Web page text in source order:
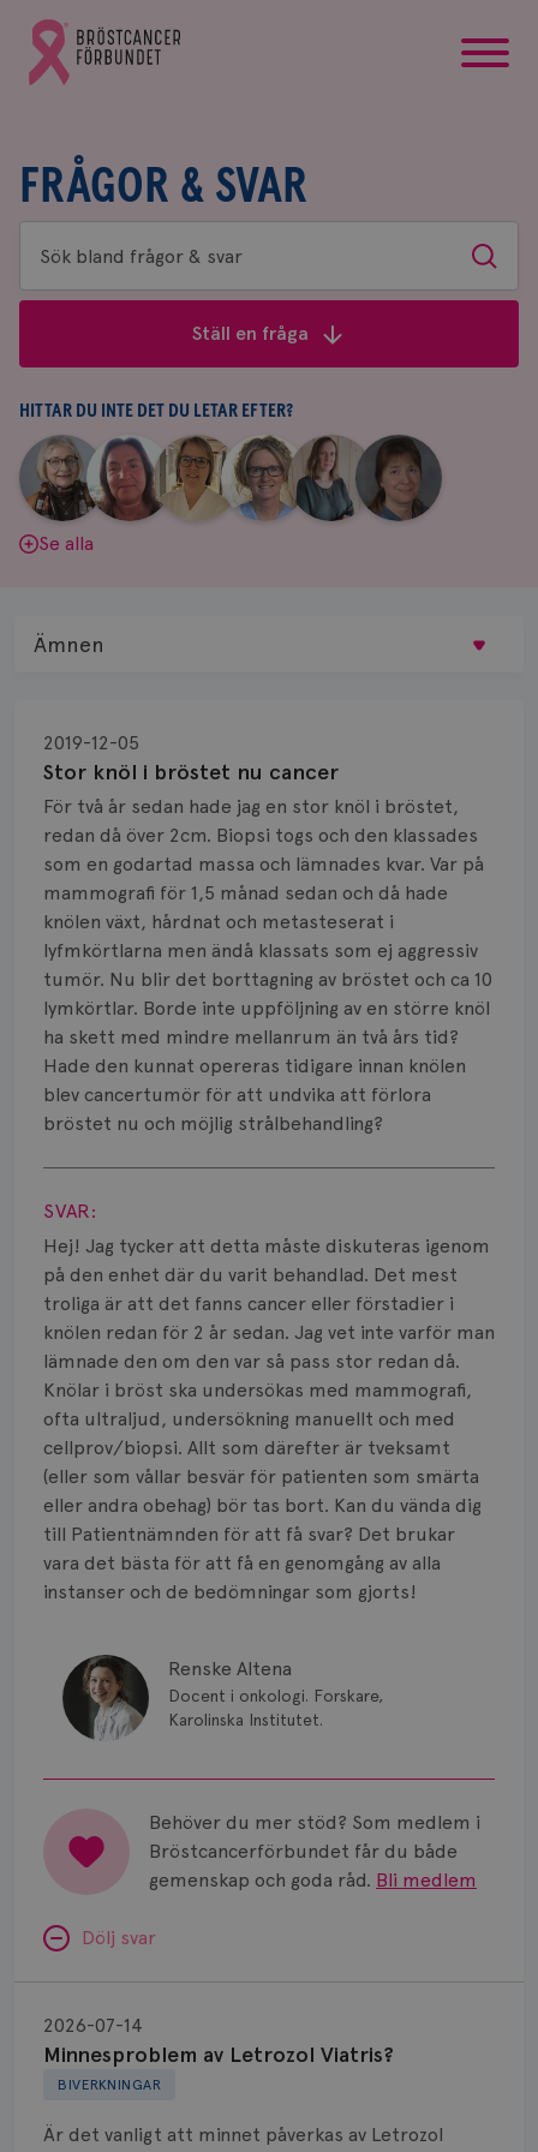
Gå
till
Bröstcancerförbundets
FRÅGOR & SVAR
Sök
bland
&
svar
Sök
Ställ en fråga
HITTAR DU INTE DET DU LETAR EFTER?
Aina
Johnsson
|
Anne
Andersson
Fredrika
Killander
|
Jeanette
Bäcklund
|
Maria
Edegran
|
Yvette
Andersson
Se alla
Stor knöl i bröstet nu cancer
2019-12-05
För två år sedan hade jag en stor knöl i bröstet,
redan då över 2cm. Biopsi togs och den klassades
som en godartad massa och lämnades kvar. Var på
mammografi för 1,5 månad sedan och då hade
knölen växt, hårdnat och metasteserat i
lyfmkörtlarna men ändå klassats som ej aggressiv
tumör. Nu blir det borttagning av bröstet och ca 10
lymkörtlar. Borde inte uppföljning av en större knöl
ha skett med mindre mellanrum än två års tid?
Hade den kunnat opereras tidigare innan knölen
blev cancertumör för att undvika att förlora
bröstet nu och möjlig strålbehandling?
Visa svar
SVAR:
Hej! Jag tycker att detta måste diskuteras igenom
på den enhet där du varit behandlad. Det mest
troliga är att det fanns cancer eller förstadier i
knölen redan för 2 år sedan. Jag vet inte varför man
lämnade den om den var så pass stor redan då.
Knölar i bröst ska undersökas med mammografi,
ofta ultraljud, undersökning manuellt och med
cellprov/biopsi. Allt som därefter är tveksamt
(eller som vållar besvär för patienten som smärta
eller andra obehag) bör tas bort. Kan du vända dig
till Patientnämnden för att få svar? Det brukar
vara det bästa för att få en genomgång av alla
instanser och de bedömningar som gjorts!
Renske Altena
Docent i onkologi. Forskare,
Karolinska Institutet.
Behöver du mer stöd? Som medlem i
Bröstcancerförbundet får du både
gemenskap och goda råd. Bli medlem
Dölj svar
BIVERKNINGAR
Minnesproblem av Letrozol Viatris?
2026-07-14
Är det vanligt att minnet påverkas av Letrozol
Letrozol
Viatris?
Ämnen
Biopsi
Biverkningar
Bröstvårta
Knöl
Läkemedel
Typ av bröstcancer
Smärta
Prognos
Spridd bröstcancer
Strålning
Vätska